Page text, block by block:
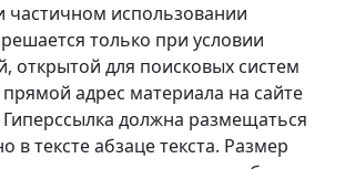
использовании
только при условии
открытой для поисковых систем
адрес материала на сайте
должна размещаться
в тексте абзаце текста. Размер